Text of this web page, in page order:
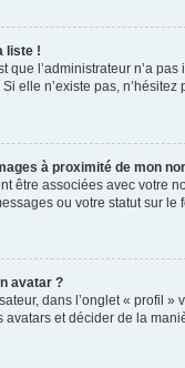
liste !
que l’administrateur n’a
elle n’existe pas,
à proximité de mon
être associées avec votre
ou votre statut sur
avatar ?
dans l’onglet « profil
et décider de la